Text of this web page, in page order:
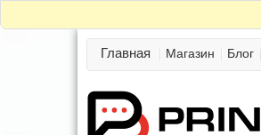
Главная Магазин Блог